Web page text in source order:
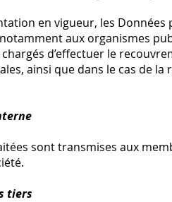
en vigueur, les
aux organismes
d’effectuer le
ainsi que dans le cas de
sont transmises aux
tiers